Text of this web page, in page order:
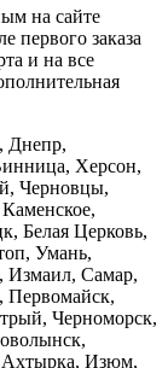
на сайте
первого заказа
и на все
Днепр,
Херсон,
Черновцы,
Белая Церковь,
Умань,
Измаил, Самар,
Черноморск,
Ахтырка, Изюм,